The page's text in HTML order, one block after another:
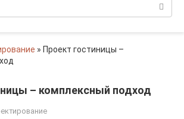
» Проект гостиницы –
– комплексный подход